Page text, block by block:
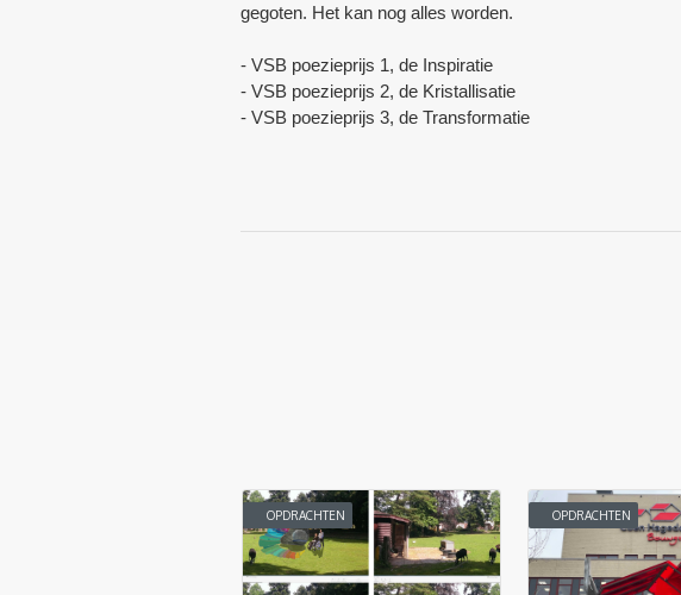
gegoten. Het kan nog alles worden.
- VSB poezieprijs 1, de Inspiratie
- VSB poezieprijs 2, de Kristallisatie
- VSB poezieprijs 3, de Transformatie
OPDRACHTEN OPDRACHTEN